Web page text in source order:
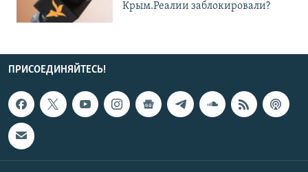
Крым.Реалии заблокировали?
ПРИСОЕДИНЯЙТЕСЬ!